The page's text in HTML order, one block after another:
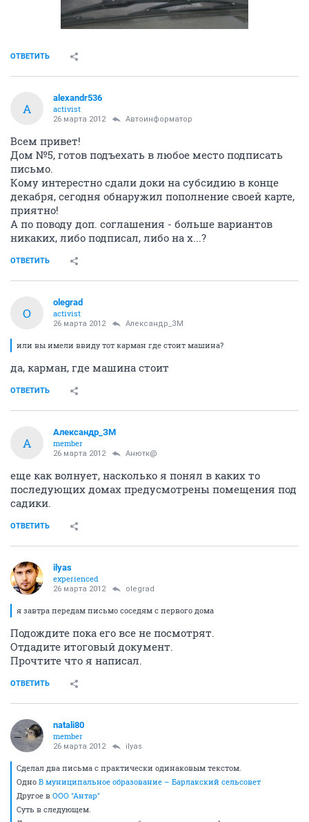
ОТВЕТИТЬ
A
alexandr536
activist
26 марта 2012 Автоинформатор
Всем привет!
Дом №5, готов подъехать в любое место подписать
письмо.
Кому интерестно сдали доки на субсидию в конце
декабря, сегодня обнаружил пополнение своей карте,
приятно!
А по поводу доп. соглашения - больше вариантов
никаких, либо подписал, либо на х...?
ОТВЕТИТЬ
O
olegrad
activist
26 марта 2012 Александр_ЗМ
или вы имели ввиду тот карман где стоит машина?
да, карман, где машина стоит
ОТВЕТИТЬ
А
Александр_ЗМ
member
26 марта 2012 Анютк@
еще как волнует, насколько я понял в каких то
последующих домах предусмотрены помещения под
садики.
ОТВЕТИТЬ
ilyas
experienced
26 марта 2012 olegrad
я завтра передам письмо соседям с первого дома
Подождите пока его все не посмотрят.
Отдадите итоговый документ.
Прочтите что я написал.
ОТВЕТИТЬ
natali80
member
26 марта 2012 ilyas
Сделал два письма с практически одинаковым текстом.
Одно В муниципальное образование – Барлакский сельсовет
Другое в ООО "Антар"
Суть в следующем.